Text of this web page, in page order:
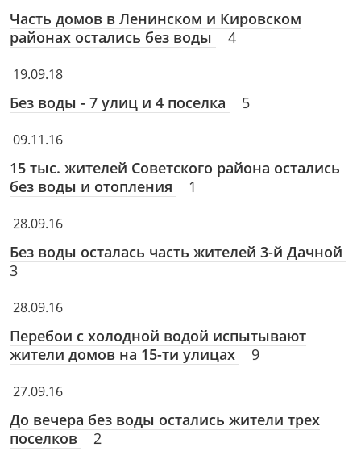
Часть домов в Ленинском и Кировском
районах остались без воды
4
19.09.18
Без воды - 7 улиц и 4 поселка 5
09.11.16
15 тыс. жителей Советского района остались
без воды и отопления
1
28.09.16
Без воды осталась часть жителей 3-й Дачной
3
28.09.16
Перебои с холодной водой испытывают
жители домов на 15-ти улицах
9
27.09.16
До вечера без воды остались жители трех
поселков
2